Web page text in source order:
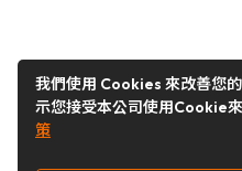
我們使用 Cookies 來改善您
示您接受本公司使用Cookie
策